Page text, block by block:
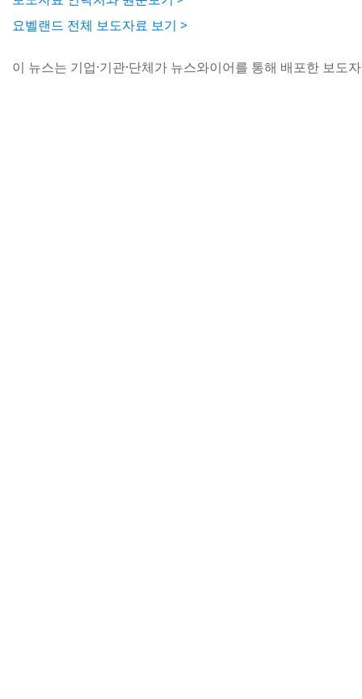
요벨랜드 전체 보도자료 보기 >
이 뉴스는 기업·기관·단체가 뉴스와이어를 통해 배포한 보도